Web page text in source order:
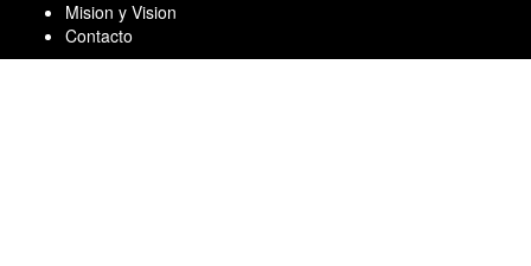
content
Mision y Vision
Contacto